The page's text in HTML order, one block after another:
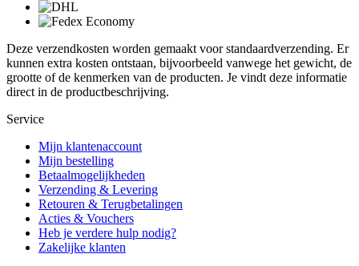
Deze verzendkosten worden gemaakt voor standaardverzending. Er
kunnen extra kosten ontstaan, bijvoorbeeld vanwege het gewicht, de
grootte of de kenmerken van de producten. Je vindt deze informatie
direct in de productbeschrijving.
Service
Mijn klantenaccount
Mijn bestelling
Betaalmogelijkheden
Verzending & Levering
Retouren & Terugbetalingen
Acties & Vouchers
Heb je verdere hulp nodig?
Zakelijke klanten